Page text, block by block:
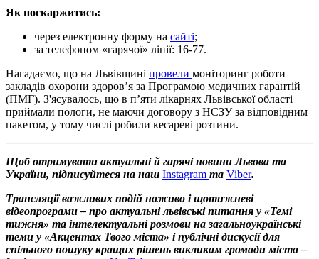
Як поскаржитись:
через електронну форму на сайті;
за телефоном «гарячої» лінії: 16-77.
Нагадаємо, що на Львівщині провели моніторинг роботи
закладів охорони здоров’я за Програмою медичних гарантій
(ПМГ). З'ясувалось, що в пʼяти лікарнях Львівської області
приймали пологи, не маючи договору з НСЗУ за відповідним
пакетом, у тому числі робили кесареві розтини.
Щоб отримувати актуальні й гарячі новини Львова та
України, підписуйтеся на наш Instagram та Viber.
Трансляції важливих подій наживо і щотижневі
відеопрограми – про актуальні львівські питання у «Темі
тижня» та інтелектуальні розмови на загальноукраїнські
теми у «Акцентах Твого міста» і публічні дискусії для
спільного пошуку кращих рішень викликам громади міста –